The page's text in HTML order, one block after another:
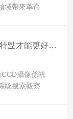
域帶來革命
注，值得獲
了解了盘她S直播APP下载安装所具備的特點才能更好的使用它
攝像係統
統搜索觀察